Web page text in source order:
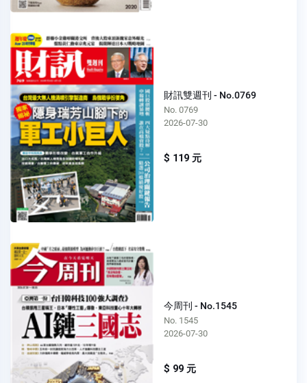
財訊雙週刊 - No.0769
No. 0769
2026-07-30
$ 119 元
今周刊 - No.1545
No. 1545
2026-07-30
$ 99 元